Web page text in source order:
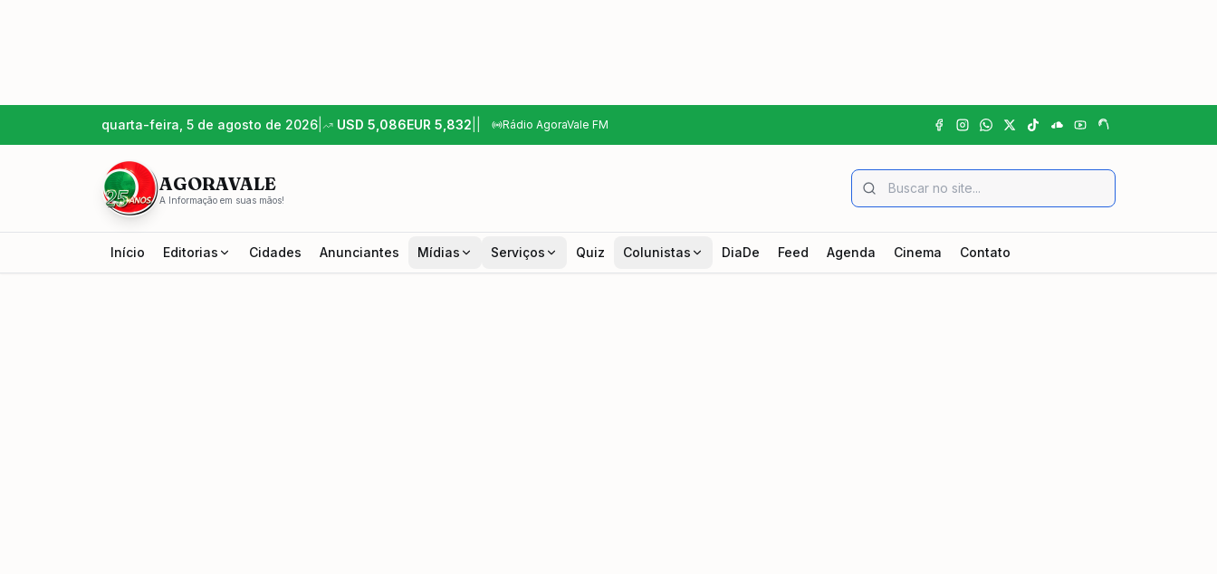
quarta-feira, 5 de agosto de 2026 USD 5,086EUR 5,832 Rádio AgoraVale FM
AGORAVALE
A Informação em suas mãos!
Início Editorias Cidades Anunciantes Mídias Serviços Quiz Colunistas DiaDe Feed Agenda Cinema Contato